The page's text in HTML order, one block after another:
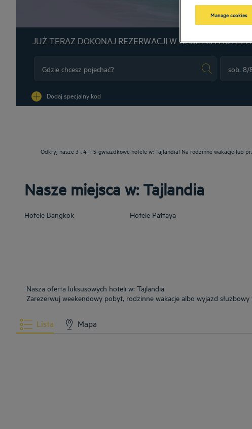
JUŻ TERAZ DOKONAJ REZERWACJI W NASZYCH
Dodaj specjalny kod
Odkryj nasze 3-, 4- i 5-gwiazdkowe hotele w: Tajlandia! Na rodzinne wakacje lub
Nasze miejsca w: Tajlandia
Hotele Bangkok Hotele Pattaya
Nasza oferta luksusowych hoteli w: Tajlandia
Zarezerwuj weekendowy pobyt, rodzinne wakacje albo wyjazd
Lista Mapa
Manage cookies